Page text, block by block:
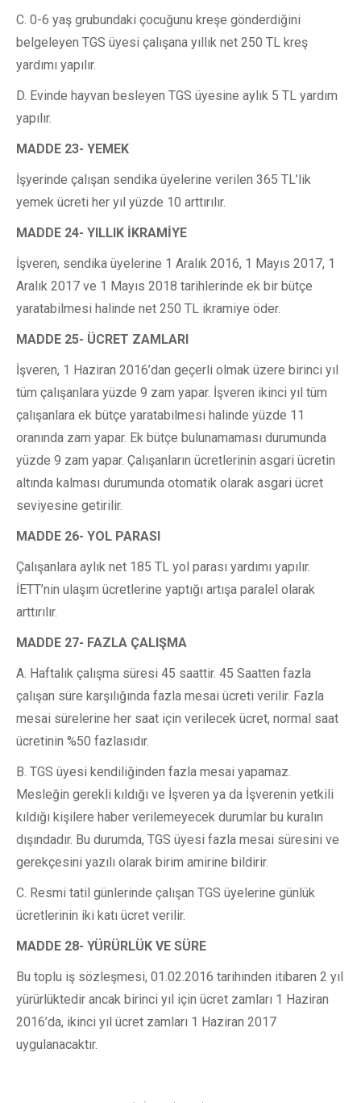
C. 0-6 yaş grubundaki çocuğunu kreşe gönderdiğini
belgeleyen TGS üyesi çalışana yıllık net 250 TL kreş
yardımı yapılır.
D. Evinde hayvan besleyen TGS üyesine aylık 5 TL yardım
yapılır.
MADDE 23- YEMEK
İşyerinde çalışan sendika üyelerine verilen 365 TL’lik
yemek ücreti her yıl yüzde 10 arttırılır.
MADDE 24- YILLIK İKRAMİYE
İşveren, sendika üyelerine 1 Aralık 2016, 1 Mayıs 2017, 1
Aralık 2017 ve 1 Mayıs 2018 tarihlerinde ek bir bütçe
yaratabilmesi halinde net 250 TL ikramiye öder.
MADDE 25- ÜCRET ZAMLARI
İşveren, 1 Haziran 2016’dan geçerli olmak üzere birinci yıl
tüm çalışanlara yüzde 9 zam yapar. İşveren ikinci yıl tüm
çalışanlara ek bütçe yaratabilmesi halinde yüzde 11
oranında zam yapar. Ek bütçe bulunamaması durumunda
yüzde 9 zam yapar. Çalışanların ücretlerinin asgari ücretin
altında kalması durumunda otomatik olarak asgari ücret
seviyesine getirilir.
MADDE 26- YOL PARASI
Çalışanlara aylık net 185 TL yol parası yardımı yapılır.
İETT’nin ulaşım ücretlerine yaptığı artışa paralel olarak
arttırılır.
MADDE 27- FAZLA ÇALIŞMA
A. Haftalık çalışma süresi 45 saattir. 45 Saatten fazla
çalışan süre karşılığında fazla mesai ücreti verilir. Fazla
mesai sürelerine her saat için verilecek ücret, normal saat
ücretinin %50 fazlasıdır.
B. TGS üyesi kendiliğinden fazla mesai yapamaz.
Mesleğin gerekli kıldığı ve İşveren ya da İşverenin yetkili
kıldığı kişilere haber verilemeyecek durumlar bu kuralın
dışındadır. Bu durumda, TGS üyesi fazla mesai süresini ve
gerekçesini yazılı olarak birim amirine bildirir.
C. Resmi tatil günlerinde çalışan TGS üyelerine günlük
ücretlerinin iki katı ücret verilir.
MADDE 28- YÜRÜRLÜK VE SÜRE
Bu toplu iş sözleşmesi, 01.02.2016 tarihinden itibaren 2 yıl
yürürlüktedir ancak birinci yıl için ücret zamları 1 Haziran
2016’da, ikinci yıl ücret zamları 1 Haziran 2017
uygulanacaktır.